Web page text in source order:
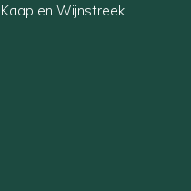
en Wijnstreek